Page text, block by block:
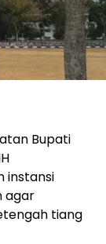
Bupati
instansi
agar
tiang